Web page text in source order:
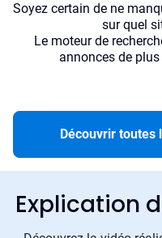
Soyez certain de ne
sur quel
Le moteur de
annonces de
Découvrir toutes
Explication